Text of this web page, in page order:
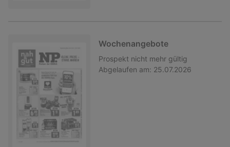
Wochenangebote
Prospekt nicht mehr gültig
Abgelaufen am: 25.07.2026